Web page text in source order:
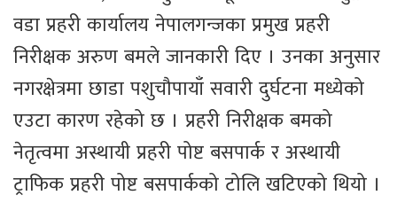
वडा प्रहरी कार्यालय नेपालगन्जका प्रमुख प्रहरी
निरीक्षक अरुण बमले जानकारी दिए । उनका अनुसार
नगरक्षेत्रमा छाडा पशुचौपायाँ सवारी दुर्घटना मध्येको
एउटा कारण रहेको छ । प्रहरी निरीक्षक बमको
नेतृत्वमा अस्थायी प्रहरी पोष्ट बसपार्क र अस्थायी
ट्राफिक प्रहरी पोष्ट बसपार्कको टोलि खटिएको थियो ।